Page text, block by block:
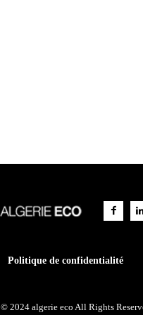
Politique de confidentialité
© 2024 algerie eco All Rights